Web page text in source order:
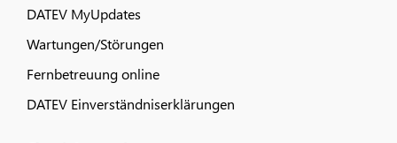
DATEV MyUpdates
Wartungen/Störungen
Fernbetreuung online
DATEV Einverständniserklärungen